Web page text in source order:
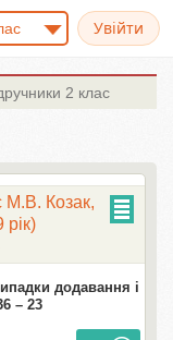
2 клас
М.В. Козак,
додавання і
– 23